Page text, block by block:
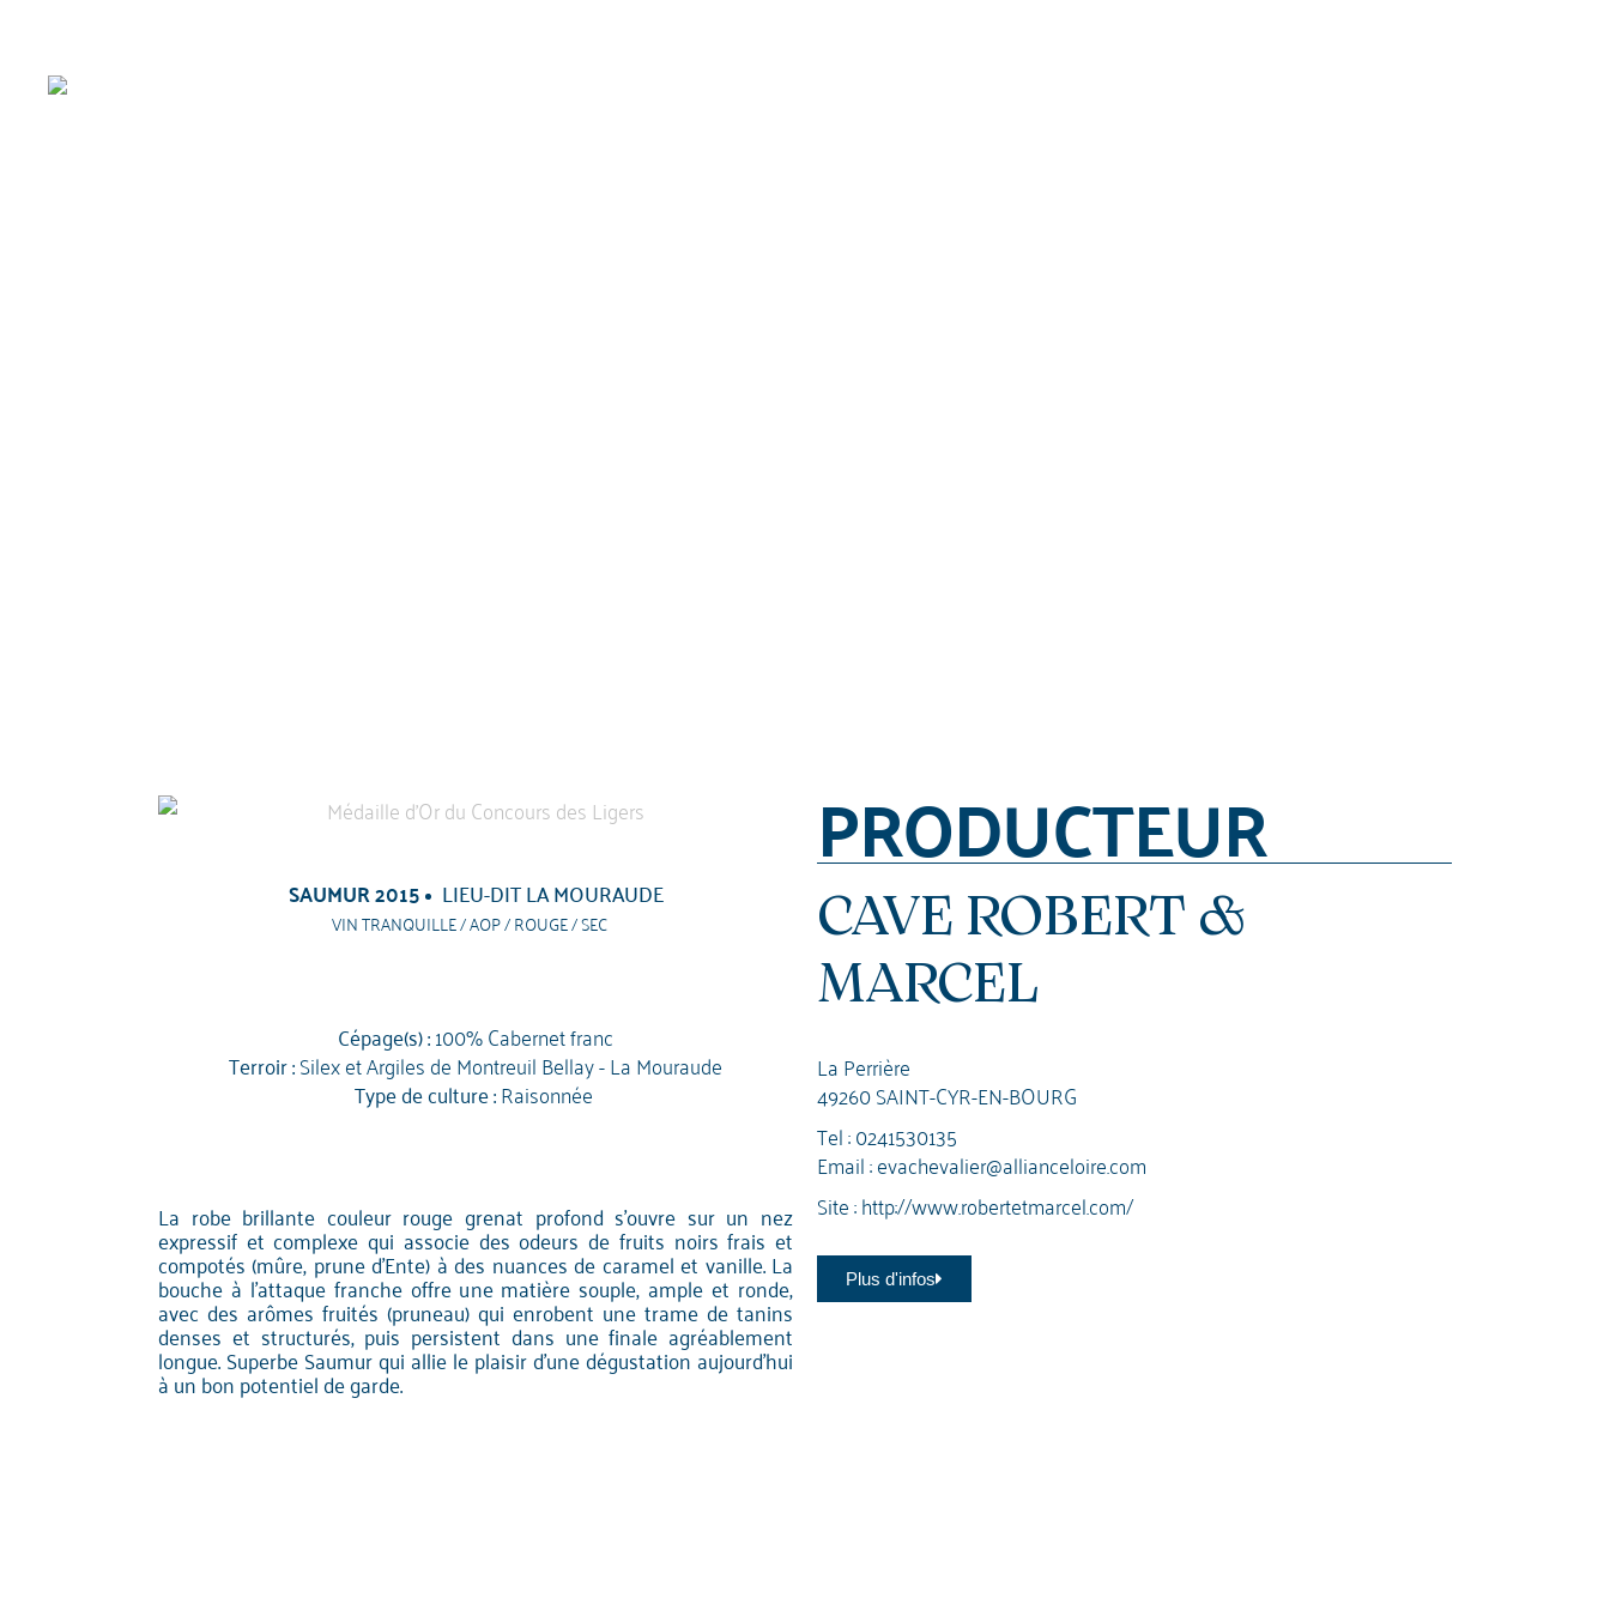
SAUMUR 2015 LIEU-DIT LA MOURAUDE
VIN TRANQUILLE / AOP / ROUGE / SEC
Cépage(s) :100% Cabernet franc
Terroir :Silex et Argiles de Montreuil Bellay - La Mouraude
Type de culture :Raisonnée
La robe brillante couleur rouge grenat profond s'ouvre sur un nez
expressif et complexe qui associe des odeurs de fruits noirs frais et
compotés (mûre, prune d'Ente) à des nuances de caramel et vanille. La
bouche à l'attaque franche offre une matière souple, ample et ronde,
avec des arômes fruités (pruneau) qui enrobent une trame de tanins
denses et structurés, puis persistent dans une finale agréablement
longue. Superbe Saumur qui allie le plaisir d’une dégustation aujourd’hui
à un bon potentiel de garde.
PRODUCTEUR
CAVE ROBERT &
MARCEL
La Perrière
49260 SAINT-CYR-EN-BOURG
Tel :0241530135
Email :evachevalier@allianceloire.com
Site :http://www.robertetmarcel.com/
Plus d'infos